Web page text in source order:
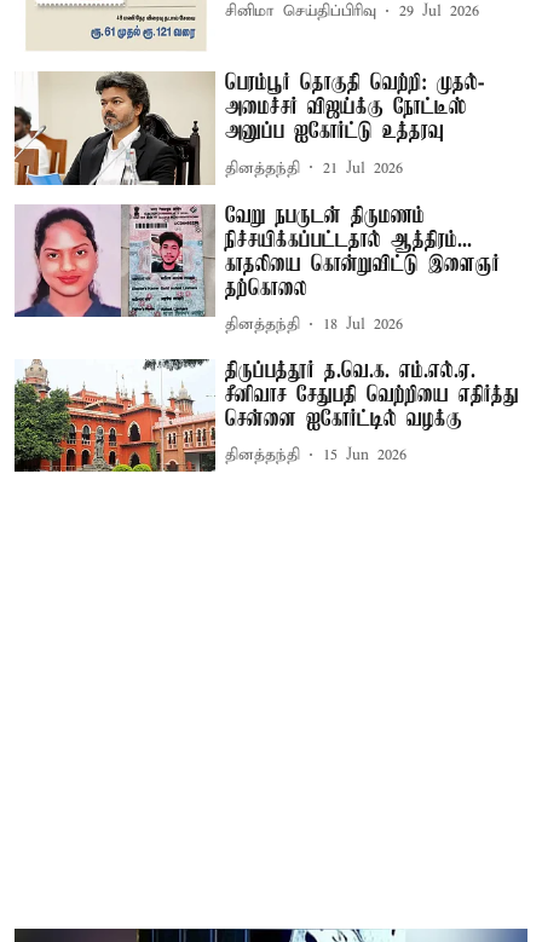
சினிமா செய்திப்பிரிவு 29 Jul 2026
பெரம்பூர் தொகுதி வெற்றி: முதல்-
அமைச்சர் விஜய்க்கு நோட்டீஸ்
அனுப்ப ஐகோர்ட்டு உத்தரவு
தினத்தந்தி 21 Jul 2026
வேறு நபருடன் திருமணம்
நிச்சயிக்கப்பட்டதால் ஆத்திரம்...
காதலியை கொன்றுவிட்டு இளைஞர்
தற்கொலை
தினத்தந்தி 18 Jul 2026
திருப்பத்தூர் த.வெ.க. எம்.எல்.ஏ.
சீனிவாச சேதுபதி வெற்றியை எதிர்த்து
சென்னை ஐகோர்ட்டில் வழக்கு
தினத்தந்தி 15 Jun 2026